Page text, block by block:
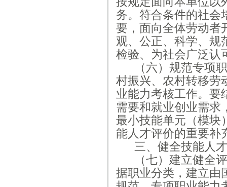
务。符合条件的社会
要，面向全体劳动者
观、公正、科学、规
检验、为社会广泛认
（六）规范专项
村振兴、农村转移劳
业能力考核工作。要
需要和就业创业需求
最小技能单元（模块
能人才评价的重要补
三、健全技能人
（七）建立健全
据职业分类，建立由